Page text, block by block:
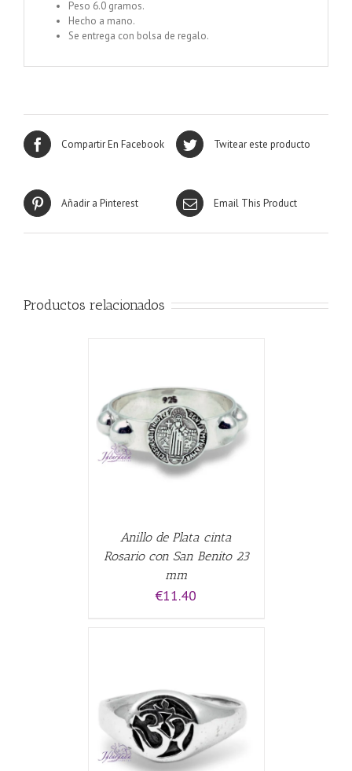
Peso 6.0 gramos.
Hecho a mano.
Se entrega con bolsa de regalo.
Compartir En Facebook Twitear este producto
Añadir a Pinterest Email This Product
Productos relacionados
Anillo de Plata cinta
Rosario con San Benito 23
mm
€11.40